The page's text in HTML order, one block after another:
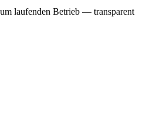
laufenden Betrieb — transparent